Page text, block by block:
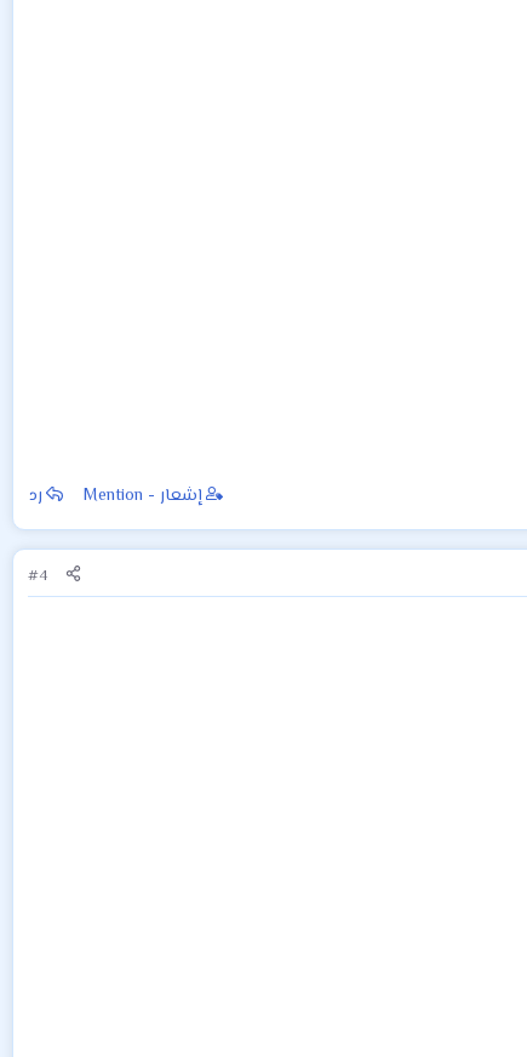
إشعار - Mention رد
#4